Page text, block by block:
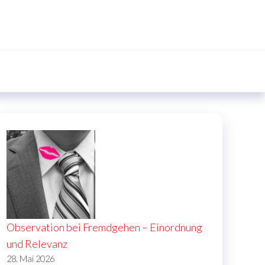
Observation bei Fremdgehen – Einordnung
und Relevanz
28. Mai 2026